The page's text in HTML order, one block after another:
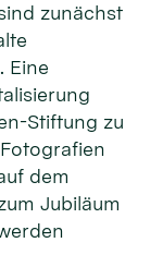
zunächst
Eine
Stiftung zu
dem
Jubiläum